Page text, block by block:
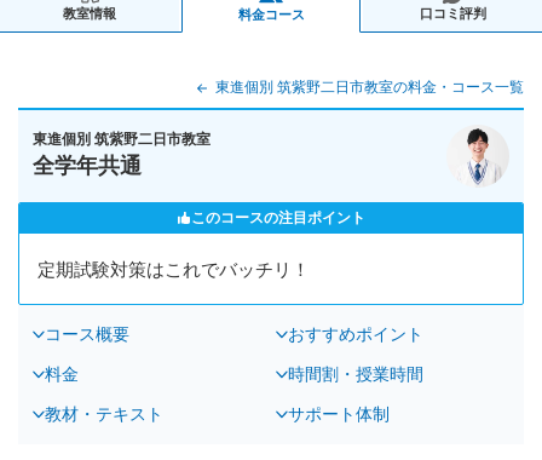
教室情報 料金コース 口コミ評判
東進個別 筑紫野二日市教室の料金・コース一覧
東進個別 筑紫野二日市教室
全学年共通
このコースの注目ポイント
定期試験対策はこれでバッチリ！
コース概要 おすすめポイント
料金 時間割・授業時間
教材・テキスト サポート体制